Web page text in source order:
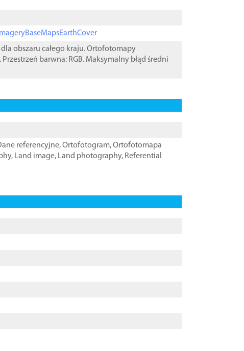
obszaru całego kraju. Ortofotomapy
barwna: RGB. Maksymalny błąd średni
referencyjne,Ortofotogram,Ortofotomapa
, Land image, Land photography, Referential